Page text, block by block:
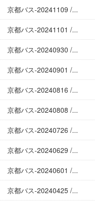
京都バス-20241109 /...
京都バス-20241101 /...
京都バス-20240930 /...
京都バス-20240901 /...
京都バス-20240816 /...
京都バス-20240808 /...
京都バス-20240726 /...
京都バス-20240629 /...
京都バス-20240601 /...
京都バス-20240425 /...